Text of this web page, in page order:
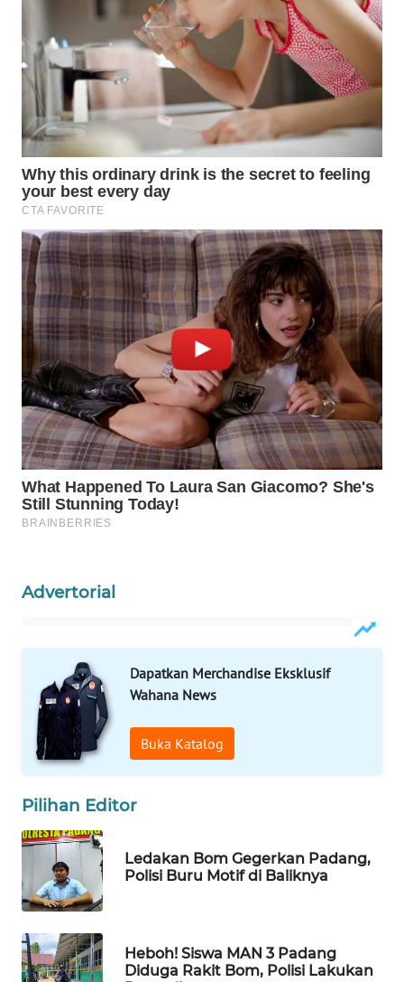
Advertorial
Dapatkan Merchandise Eksklusif
Wahana News
Buka Katalog
Pilihan Editor
Ledakan Bom Gegerkan Padang,
Polisi Buru Motif di Baliknya
Heboh! Siswa MAN 3 Padang
Diduga Rakit Bom, Polisi Lakukan
WAHANANEWS
WAHANANEWS
CO ID
WAHANANEWS
NET
WAHANA
SPORT
WAHANA
UMKM
WAHANA
SELEB
WAHANA
PERSONA
WAHANA
OTOMOTIF
LAPAK
WAHANA
Wahana
KONSUMEN
LISTRIK
MASYARAKAT
WALINKI